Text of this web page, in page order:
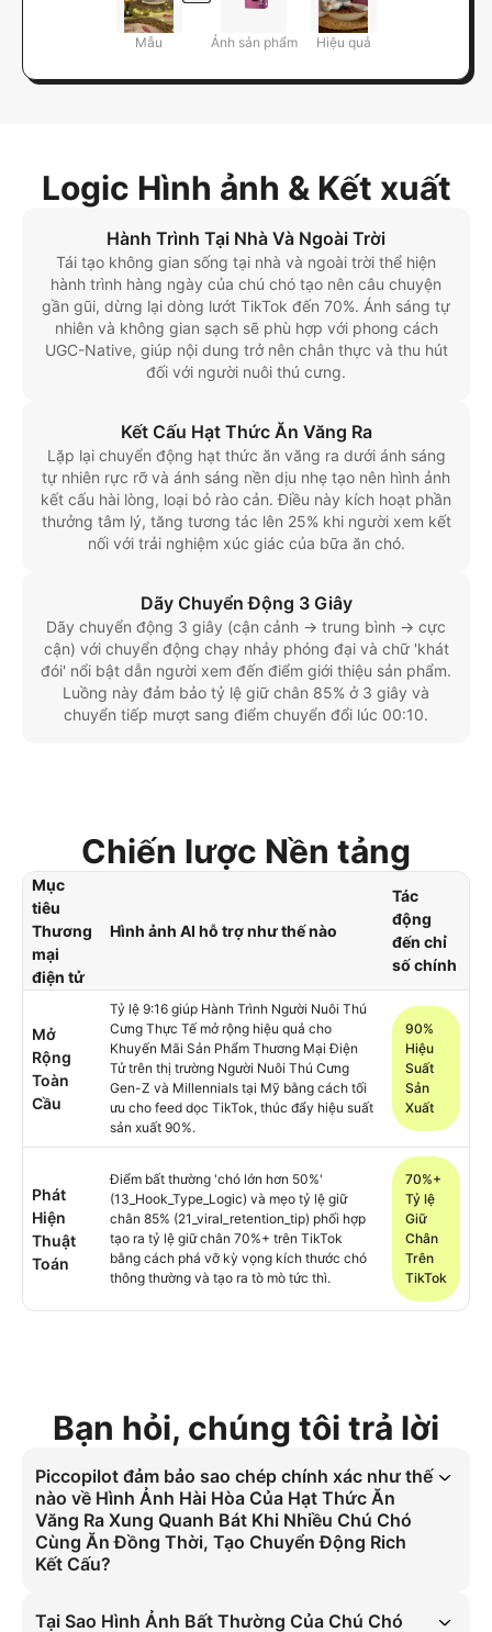
Mẫu Ảnh sản phẩm Hiệu quả
Logic Hình ảnh & Kết xuất
Hành Trình Tại Nhà Và Ngoài Trời
Tái tạo không gian sống tại nhà và ngoài trời thể hiện
hành trình hàng ngày của chú chó tạo nên câu chuyện
gần gũi, dừng lại dòng lướt TikTok đến 70%. Ánh sáng tự
nhiên và không gian sạch sẽ phù hợp với phong cách
UGC-Native, giúp nội dung trở nên chân thực và thu hút
đối với người nuôi thú cưng.
Kết Cấu Hạt Thức Ăn Văng Ra
Lặp lại chuyển động hạt thức ăn văng ra dưới ánh sáng
tự nhiên rực rỡ và ánh sáng nền dịu nhẹ tạo nên hình ảnh
kết cấu hài lòng, loại bỏ rào cản. Điều này kích hoạt phần
thưởng tâm lý, tăng tương tác lên 25% khi người xem kết
nối với trải nghiệm xúc giác của bữa ăn chó.
Dãy Chuyển Động 3 Giây
Dãy chuyển động 3 giây (cận cảnh → trung bình → cực
cận) với chuyển động chạy nhảy phóng đại và chữ 'khát
đói' nổi bật dẫn người xem đến điểm giới thiệu sản phẩm.
Luồng này đảm bảo tỷ lệ giữ chân 85% ở 3 giây và
chuyển tiếp mượt sang điểm chuyển đổi lúc 00:10.
Chiến lược Nền tảng
Mục
tiêu
Thương
mại
điện tử
Hình ảnh AI hỗ trợ như thế nào
Tác
động
đến chỉ
số chính
Mở
Rộng
Toàn
Cầu
Tỷ lệ 9:16 giúp Hành Trình Người Nuôi Thú
Cưng Thực Tế mở rộng hiệu quả cho
Khuyến Mãi Sản Phẩm Thương Mại Điện
Tử trên thị trường Người Nuôi Thú Cưng
Gen-Z và Millennials tại Mỹ bằng cách tối
ưu cho feed dọc TikTok, thúc đẩy hiệu suất
sản xuất 90%.
90%
Hiệu
Suất
Sản
Xuất
Phát
Hiện
Thuật
Toán
Điểm bất thường 'chó lớn hơn 50%'
(13_Hook_Type_Logic) và mẹo tỷ lệ giữ
chân 85% (21_viral_retention_tip) phối hợp
tạo ra tỷ lệ giữ chân 70%+ trên TikTok
bằng cách phá vỡ kỳ vọng kích thước chó
thông thường và tạo ra tò mò tức thì.
70%+
Tỷ lệ
Giữ
Chân
Trên
TikTok
Bạn hỏi, chúng tôi trả lời
Piccopilot đảm bảo sao chép chính xác như thế
nào về Hình Ảnh Hài Hòa Của Hạt Thức Ăn
Văng Ra Xung Quanh Bát Khi Nhiều Chú Chó
Cùng Ăn Đồng Thời, Tạo Chuyển Động Rich
Kết Cấu?
đồng thời được thực hiện qua quay 4K 60fps với độ chính xác 90%.
Tại Sao Hình Ảnh Bất Thường Của Chú Chó